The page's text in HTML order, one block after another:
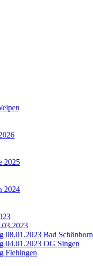
2025
2024
08.01.2023 Bad Schönborn
04.01.2023 OG Singen
Flehingen